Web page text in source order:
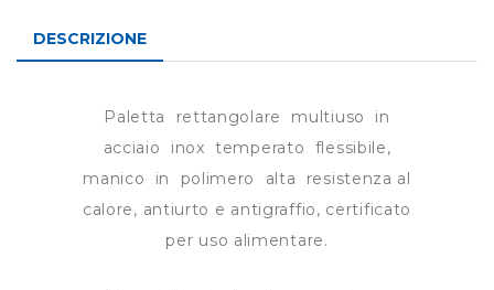
DESCRIZIONE
Paletta rettangolare multiuso in
acciaio inox temperato flessibile,
manico in polimero alta resistenza al
calore, antiurto e antigraffio, certificato
per uso alimentare.